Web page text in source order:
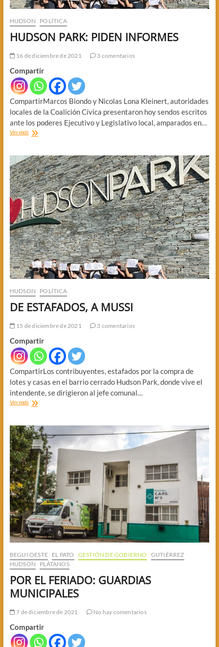
HUDSON POLÍTICA
HUDSON PARK: PIDEN INFORMES
16 de diciembre de 2021 3 comentarios
Compartir
CompartirMarcos Biondo y Nicolas Lona Kleinert, autoridades
locales de la Coalición Cívica presentaron hoy sendos escritos
ante los poderes Ejecutivo y Legislativo local, amparados en…
Ver másHUDSON
INFORMES
HUDSON POLÍTICA
DE ESTAFADOS, A MUSSI
15 de diciembre de 2021 3 comentarios
Compartir
CompartirLos contribuyentes, estafados por la compra de
lotes y casas en el barrio cerrado Hudson Park, donde vive el
intendente, se dirigieron al jefe comunal…
Ver másDE
MUSSI
BEGUI OESTE EL PATO GESTIÓN DE GOBIERNO
GUTIÉRREZ
HUDSON
PLÁTANOS
POR EL FERIADO: GUARDIAS
MUNICIPALES
7 de diciembre de 2021 No hay comentarios
Compartir